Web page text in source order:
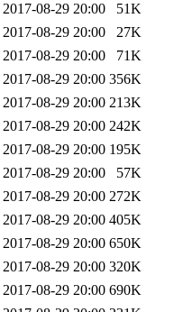
2017-08-29 20:00
51K
2017-08-29 20:00
27K
2017-08-29 20:00
71K
2017-08-29 20:00 356K
2017-08-29 20:00 213K
2017-08-29 20:00 242K
2017-08-29 20:00 195K
2017-08-29 20:00
57K
2017-08-29 20:00 272K
2017-08-29 20:00 405K
2017-08-29 20:00 650K
2017-08-29 20:00 320K
2017-08-29 20:00 690K